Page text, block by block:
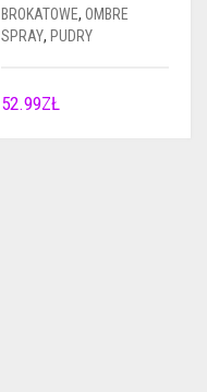
BROKATOWE, OMBRE
SPRAY, PUDRY
52.99ZŁ